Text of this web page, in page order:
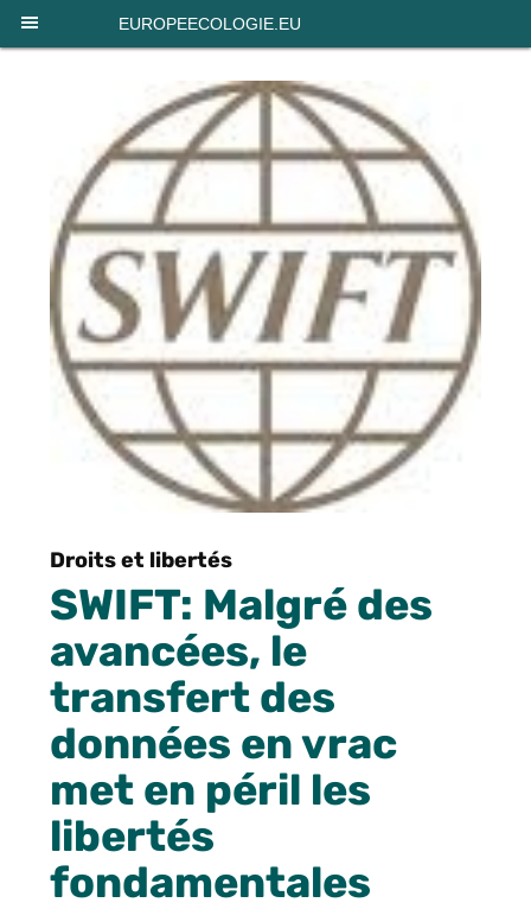
EUROPEECOLOGIE.EU
Droits et libertés
SWIFT: Malgré des
avancées, le
transfert des
données en vrac
met en péril les
libertés
fondamentales